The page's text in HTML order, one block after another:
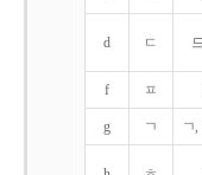
d ㄷ
f ㅍ
g ㄱ ㄱ